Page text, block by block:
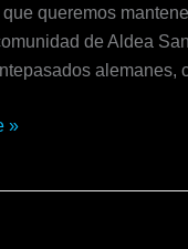
queremos
de Aldea
alemanes,
»